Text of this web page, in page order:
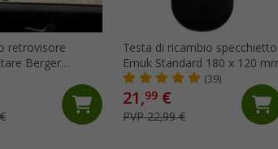
retrovisore
Berger
Testa di ricambio specchietto
Emuk Standard 180 x 120
(39)
21,99 €
PVP 22,99 €